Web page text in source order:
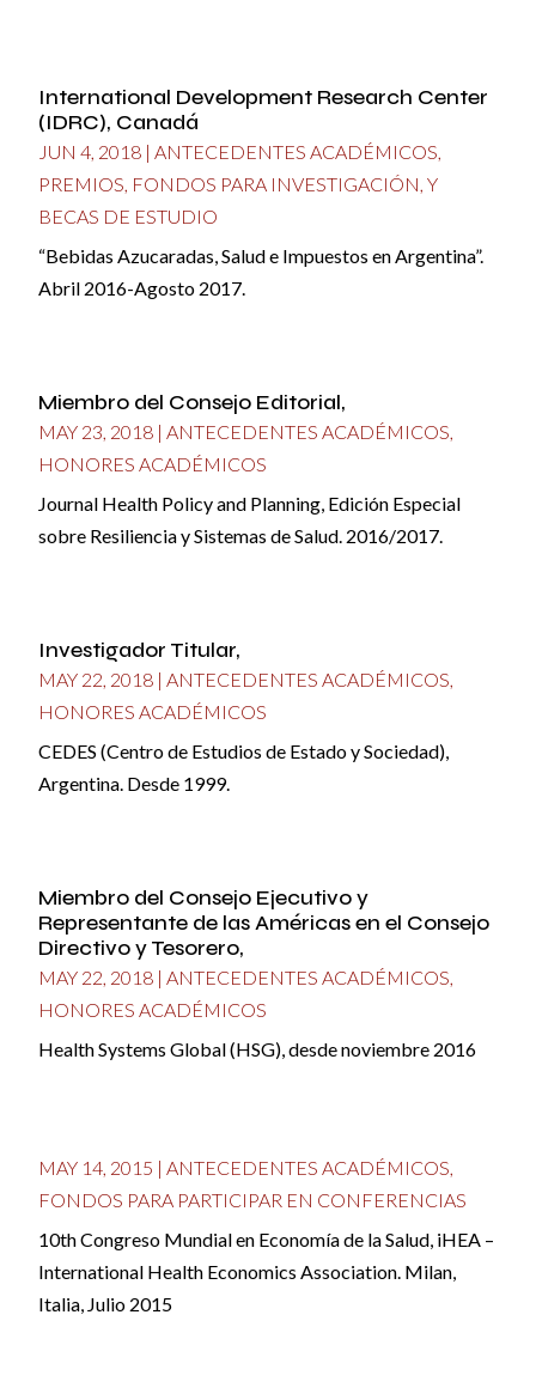
International Development Research Center
(IDRC), Canadá
JUN 4, 2018 |ANTECEDENTES ACADÉMICOS,
PREMIOS, FONDOS PARA INVESTIGACIÓN, Y
BECAS DE ESTUDIO
“Bebidas Azucaradas, Salud e Impuestos en Argentina”.
Abril 2016-Agosto 2017.
Miembro del Consejo Editorial,
MAY 23, 2018 |ANTECEDENTES ACADÉMICOS,
HONORES ACADÉMICOS
Journal Health Policy and Planning, Edición Especial
sobre Resiliencia y Sistemas de Salud. 2016/2017.
Investigador Titular,
MAY 22, 2018 |ANTECEDENTES ACADÉMICOS,
HONORES ACADÉMICOS
CEDES (Centro de Estudios de Estado y Sociedad),
Argentina. Desde 1999.
Miembro del Consejo Ejecutivo y
Representante de las Américas en el Consejo
Directivo y Tesorero,
MAY 22, 2018 |ANTECEDENTES ACADÉMICOS,
HONORES ACADÉMICOS
Health Systems Global (HSG), desde noviembre 2016
MAY 14, 2015 |ANTECEDENTES ACADÉMICOS,
FONDOS PARA PARTICIPAR EN CONFERENCIAS
10th Congreso Mundial en Economía de la Salud, iHEA –
International Health Economics Association. Milan,
Italia, Julio 2015